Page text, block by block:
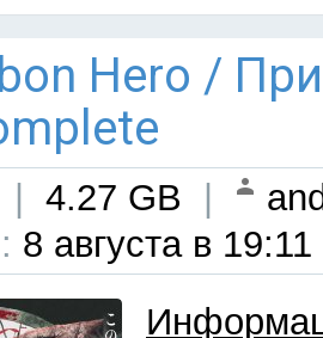
Hero /
4.27 GB
8 августа в 19:11